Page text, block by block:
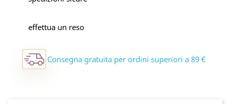
effettua un reso
Consegna gratuita per ordini superiori a 89 €